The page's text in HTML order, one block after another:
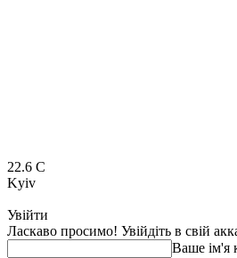
22.6 C
Kyiv
Увійти
Ласкаво просимо! Увійдіть в свій
Ваше ім'я